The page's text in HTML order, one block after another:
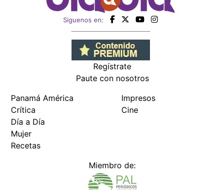
Siguenos en:
Regístrate
Paute con nosotros
Panamá América
Crítica
Día a Día
Mujer
Recetas
Impresos
Cine
Miembro de: